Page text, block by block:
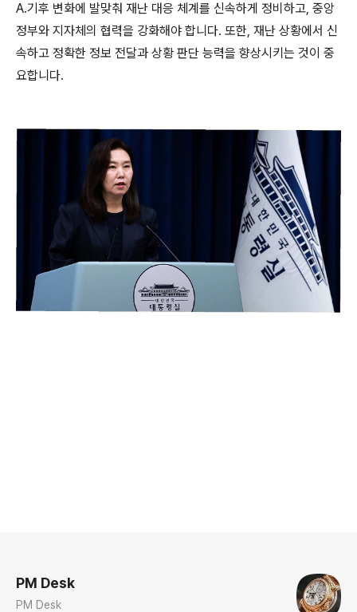
A.기후 변화에 발맞춰 재난 대응 체계를 신속하게 정비하고, 중앙
정부와 지자체의 협력을 강화해야 합니다. 또한, 재난 상황에서 신
속하고 정확한 정보 전달과 상황 판단 능력을 향상시키는 것이 중
요합니다.
PM Desk
PM Desk